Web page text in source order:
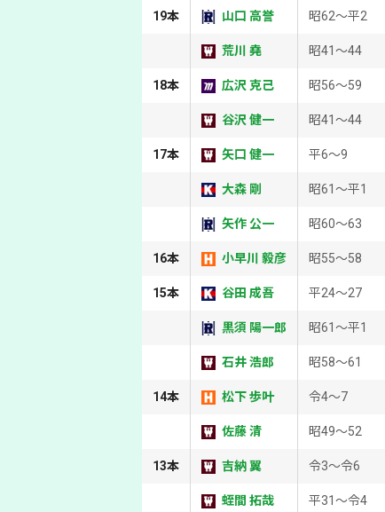
19本 山口 高誉 昭62～平2
荒川 堯 昭41～44
18本 広沢 克己 昭56～59
谷沢 健一 昭41～44
17本 矢口 健一 平6～9
大森 剛 昭61～平1
矢作 公一 昭60～63
16本 小早川 毅彦 昭55～58
15本 谷田 成吾 平24～27
黒須 陽一郎 昭61～平1
石井 浩郎 昭58～61
14本 松下 歩叶 令4～7
佐藤 清 昭49～52
13本 吉納 翼 令3～令6
蛭間 拓哉 平31～令4